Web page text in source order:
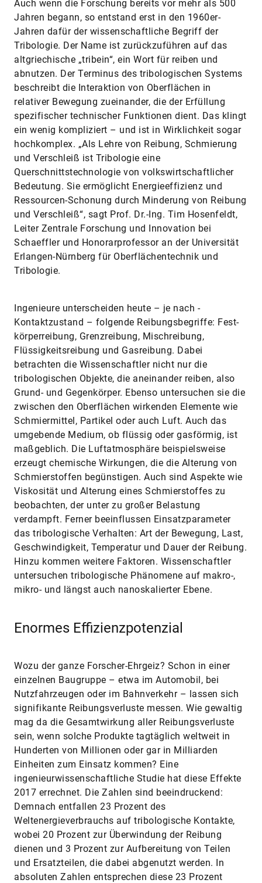
Auch wenn die Forschung bereits vor mehr als 500
Jahren begann, so entstand erst in den 1960er-
Jahren dafür der wissenschaftliche Begriff der
Tribologie. Der Name ist zurückzuführen auf das
altgriechische „tribein“, ein Wort für reiben und
abnutzen. Der Terminus des tribologischen Systems
beschreibt die Interaktion von Oberflächen in
relativer Bewegung zueinander, die der Erfüllung
spezifischer technischer Funktionen dient. Das klingt
ein wenig kompliziert – und ist in Wirklichkeit sogar
hochkomplex. „Als Lehre von Reibung, Schmierung
und Verschleiß ist Tribologie eine
Querschnittstechnologie von volkswirtschaftlicher
Bedeutung. Sie ermöglicht Energieeffizienz und
Ressourcen-Schonung durch Minderung von Reibung
und Verschleiß“, sagt Prof. Dr.-Ing. Tim Hosenfeldt,
Leiter Zentrale Forschung und Innovation bei
Schaeffler und Honorarprofessor an der Universität
Erlangen-Nürnberg für Oberflächentechnik und
Tribologie.
Ingenieure unterscheiden heute – je nach ­
Kontaktzustand – folgende Reibungsbegriffe: Fest­
körperreibung, Grenzreibung, Mischreibung,
Flüssigkeitsreibung und Gasreibung. Dabei
betrachten die Wissenschaftler nicht nur die
tribologischen Objekte, die aneinander reiben, also
Grund- und Gegenkörper. Ebenso untersuchen sie die
zwischen den Oberflächen wirkenden Elemente wie
Schmiermittel, Partikel oder auch Luft. Auch das
umgebende Medium, ob flüssig oder gasförmig, ist
maßgeblich. Die Luftatmosphäre beispielsweise
erzeugt chemische Wirkungen, die die Alterung von
Schmierstoffen begünstigen. Auch sind Aspekte wie
Viskosität und Alterung eines Schmierstoffes zu
beobachten, der unter zu großer Belastung
verdampft. Ferner beeinflussen Einsatzparameter
das tribologische Verhalten: Art der Bewegung, Last,
Geschwindigkeit, Temperatur und Dauer der Reibung.
Hinzu kommen weitere Faktoren. Wissenschaftler
untersuchen tribologische Phänomene auf makro-,
mikro- und längst auch nanoskalierter Ebene.
Enormes Effizienzpotenzial
Wozu der ganze Forscher-Ehrgeiz? Schon in einer
einzelnen Baugruppe – etwa im Automobil, bei
Nutzfahrzeugen oder im Bahnverkehr – lassen sich
signifikante Reibungsverluste messen. Wie gewaltig
mag da die Gesamtwirkung aller Reibungsverluste
sein, wenn solche Produkte tagtäglich weltweit in
Hunderten von Millionen oder gar in Milliarden
Einheiten zum Einsatz kommen? Eine
ingenieurwissenschaftliche Studie hat diese Effekte
2017 errechnet. Die Zahlen sind beeindruckend:
Demnach entfallen 23 Prozent des
Weltenergieverbrauchs auf tribologische Kontakte,
wobei 20 Prozent zur Überwindung der Reibung
dienen und 3 Prozent zur Aufbereitung von Teilen
und Ersatzteilen, die dabei abgenutzt werden. In
absoluten Zahlen entsprechen diese 23 Prozent